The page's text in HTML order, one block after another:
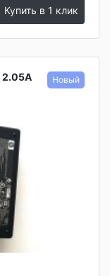
Купить в 1 клик
2.05A